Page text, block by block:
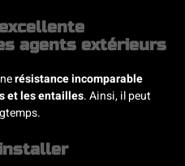
agents extérieurs
résistance incomparable
et les entailles. Ainsi, il peut